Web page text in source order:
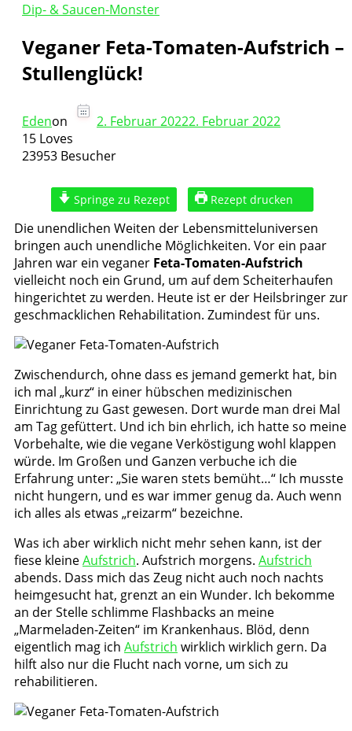
Dip- & Saucen-Monster
Veganer Feta-Tomaten-Aufstrich –
Stullenglück!
Edenon 2. Februar 20222. Februar 2022
15 Loves
23953 Besucher
Springe zu Rezept Rezept drucken
Die unendlichen Weiten der Lebensmitteluniversen
bringen auch unendliche Möglichkeiten. Vor ein paar
Jahren war ein veganer Feta-Tomaten-Aufstrich
vielleicht noch ein Grund, um auf dem Scheiterhaufen
hingerichtet zu werden. Heute ist er der Heilsbringer zur
geschmacklichen Rehabilitation. Zumindest für uns.
Zwischendurch, ohne dass es jemand gemerkt hat, bin
ich mal „kurz“ in einer hübschen medizinischen
Einrichtung zu Gast gewesen. Dort wurde man drei Mal
am Tag gefüttert. Und ich bin ehrlich, ich hatte so meine
Vorbehalte, wie die vegane Verköstigung wohl klappen
würde. Im Großen und Ganzen verbuche ich die
Erfahrung unter: „Sie waren stets bemüht…“ Ich musste
nicht hungern, und es war immer genug da. Auch wenn
ich alles als etwas „reizarm“ bezeichne.
Was ich aber wirklich nicht mehr sehen kann, ist der
fiese kleineAufstrich. Aufstrich morgens. Aufstrich
abends. Dass mich das Zeug nicht auch noch nachts
heimgesucht hat, grenzt an ein Wunder. Ich bekomme
an der Stelle schlimme Flashbacks an meine
„Marmeladen-Zeiten“ im Krankenhaus. Blöd, denn
eigentlich mag ich Aufstrich wirklich wirklich gern. Da
hilft also nur die Flucht nach vorne, um sich zu
rehabilitieren.